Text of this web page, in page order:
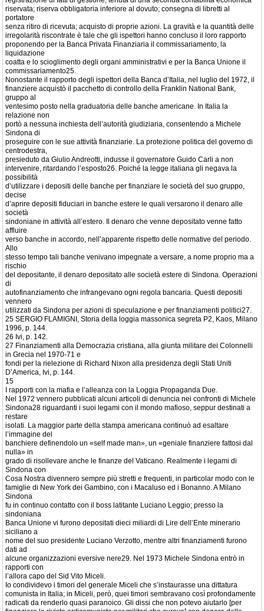
riservata; riserva obbligatoria inferiore al dovuto; consegna di libretti al
portatore
senza ritiro di ricevuta; acquisto di proprie azioni. La gravità e la quantità delle
irregolarità riscontrate è tale che gli ispettori hanno concluso il loro rapporto
proponendo per la Banca Privata Finanziaria il commissariamento, la
liquidazione
coatta e lo scioglimento degli organi amministrativi e per la Banca Unione il
commissariamento25.
Nonostante il rapporto degli ispettori della Banca d’Italia, nel luglio del 1972, il
finanziere acquistò il pacchetto di controllo della Franklin National Bank,
gruppo al
ventesimo posto nella graduatoria delle banche americane. In Italia la
relazione non
portò a nessuna inchiesta dell’autorità giudiziaria, consentendo a Michele
Sindona di
proseguire con le sue attività finanziarie. La protezione politica del governo di
centrodestra,
presieduto da Giulio Andreotti, indusse il governatore Guido Carli a non
intervenire, ritardando l’esposto26. Poiché la legge italiana gli negava la
possibilità
d’utilizzare i depositi delle banche per finanziare le società del suo gruppo,
decise
d’aprire depositi fiduciari in banche estere le quali versarono il denaro alle
società
sindoniane in attività all’estero. Il denaro che venne depositato venne fatto
affluire
verso banche in accordo, nell’apparente rispetto delle normative del periodo.
Allo
stesso tempo tali banche venivano impegnate a versare, a nome proprio ma a
rischio
del depositante, il denaro depositato alle società estere di Sindona. Operazioni
di
autofinanziamento che infrangevano ogni regola bancaria. Questi depositi
vennero
utilizzati da Sindona per azioni di speculazione e per finanziamenti politici27.
25 SERGIO FLAMIGNI, Storia della loggia massonica segreta P2, Kaos, Milano
1996, p. 144.
26 Ivi, p. 142.
27 Finanziamenti alla Democrazia cristiana, alla giunta militare dei Colonnelli
in Grecia nel 1970-71 e
fondi per la rielezione di Richard Nixon alla presidenza degli Stati Uniti
D’America, Ivi, p. 144.
15
I rapporti con la mafia e l’alleanza con la Loggia Propaganda Due.
Nel 1972 vennero pubblicati alcuni articoli di denuncia nei confronti di Michele
Sindona28 riguardanti i suoi legami con il mondo mafioso, seppur destinati a
restare
isolati. La maggior parte della stampa americana continuò ad esaltare
l’immagine del
banchiere definendolo un «self made man», un «geniale finanziere fattosi dal
nulla» in
grado di risollevare anche le finanze del Vaticano. Realmente i legami di
Sindona con
Cosa Nostra divennero sempre più stretti e frequenti, in particolar modo con le
famiglie di New York dei Gambino, con i Macaluso ed i Bonanno. A Milano
Sindona
fu in continuo contatto con il boss latitante Luciano Leggio; presso la
sindoniana
Banca Unione vi furono depositati dieci miliardi di Lire dell’Ente minerario
siciliano a
nome del suo presidente Luciano Verzotto, mentre altri finanziamenti furono
dati ad
alcune organizzazioni eversive nere29. Nel 1973 Michele Sindona entrò in
rapporti con
l’allora capo del Sid Vito Miceli.
Io condividevo i timori del generale Miceli che s’instaurasse una dittatura
comunista in Italia; in Miceli, però, quei timori sembravano così profondamente
radicati da renderlo quasi paranoico. Gli dissi che non potevo aiutarlo [per